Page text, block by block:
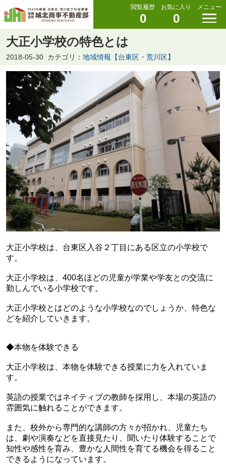
閲覧履歴
0
お気に入り
0
メニュー
大正小学校の特色とは
2018-05-30 カテゴリ： 地域情報【台東区・荒川区】
大正小学校は、台東区入谷２丁目にある区立の小学校で
す。
大正小学校は、400名ほどの児童が学業や学友との交流に
勤しんでいる小学校です。
大正小学校とはどのような小学校なのでしょうか、特色な
どを紹介していきます。
◆本物を体験できる
大正小学校は、本物を体験できる授業に力を入れていま
す。
英語の授業ではネイティブの教師を採用し、本場の英語の
雰囲気に触れることができます。
また、校外から専門的な講師の方々が招かれ、児童たち
は、劇や演奏などを直接見たり、聞いたり体験することで
知性や感性を育み、豊かな人間性を育てる機会を得ること
できるようになっています。